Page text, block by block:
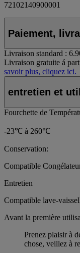
72102140900001
Paiement,
Livraison standard :
Livraison gratuite á
savoir plus, cliquez ici.
entretien et
Fourchette de
-23℃ à 260℃
Conservation:
Compatible
Entretien
Compatible lave-
Avant la première
Prenez plaisir à
chose, veillez à